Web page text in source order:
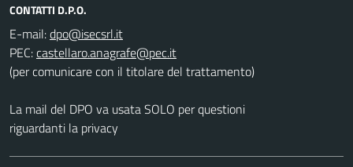
CONTATTI D.P.O.
E-mail:
PEC:
(per comunicare con il titolare del trattamento)
La mail del DPO va usata SOLO per questioni
riguardanti la privacy